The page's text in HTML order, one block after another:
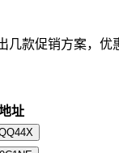
款促销方案，
址